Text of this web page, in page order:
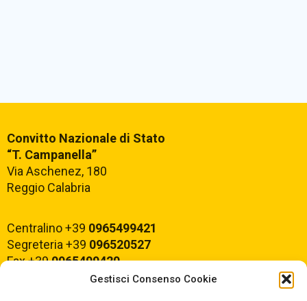
Gestisci Consenso Cookie
Convitto Nazionale di Stato
“T. Campanella”
Via Aschenez, 180
Reggio Calabria
Centralino +39 0965499421
Segreteria +39 096520527
Fax +390965499420